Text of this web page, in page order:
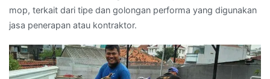
mop, terkait dari tipe dan golongan performa yang digunakan
jasa penerapan atau kontraktor.